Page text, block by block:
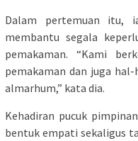
Dalam pertemuan itu,
membantu segala
pemakaman. “Kami
pemakaman dan juga
almarhum,” kata dia.
Kehadiran pucuk
bentuk empati sekaligus